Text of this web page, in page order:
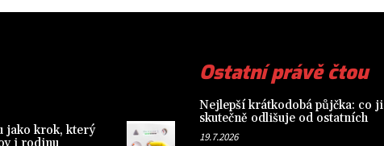
jako krok, který
Ostatní právě čtou
Nejlepší krátkodobá půjčka: co ji
skutečně odlišuje od ostatních
19.7.2026